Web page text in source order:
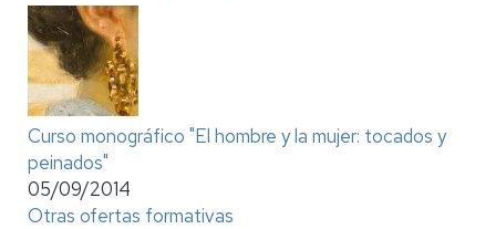
Curso monográfico "El hombre y la mujer: tocados y
peinados"
05/09/2014
Otras ofertas formativas